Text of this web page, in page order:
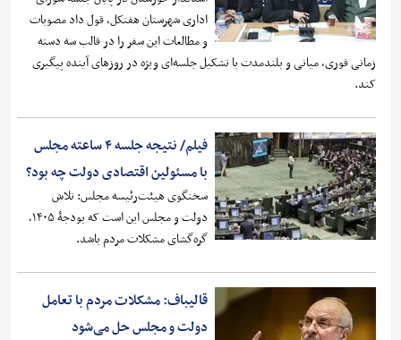
اداری شهرستان هفتکل، قول داد مصوبات
و مطالعات این سفر را در قالب سه دسته
زمانی فوری، میانی و بلندمدت با تشکیل جلسه‌ای ویژه در روزهای آینده پیگیری
کند.
فیلم/ نتیجه جلسه ۴ ساعته مجلس
با مسئولین اقتصادی دولت چه بود؟
سخنگوی هیئت‌رئیسه مجلس: تلاش
دولت و مجلس این است که بودجۀ ۱۴۰۵،
گره‌گشای مشکلات مردم باشد.
قالیباف: مشکلات مردم با تعامل
دولت و مجلس حل می‌شود